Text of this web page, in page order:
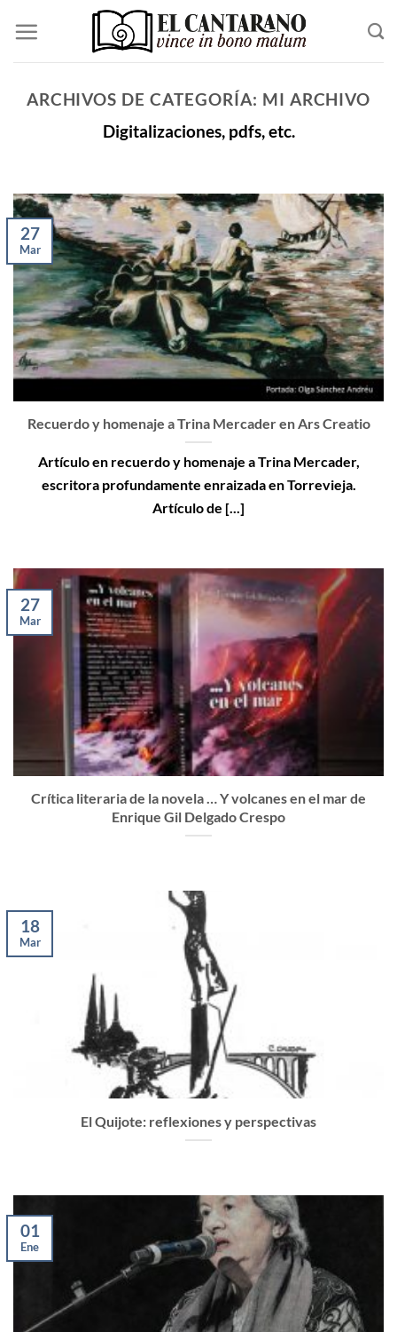
contenido
ARCHIVOS DE CATEGORÍA: MI ARCHIVO
Digitalizaciones, pdfs, etc.
Recuerdo y homenaje a Trina Mercader en Ars Creatio
Artículo en recuerdo y homenaje a Trina Mercader,
escritora profundamente enraizada en Torrevieja.
Artículo de [...]
27
Mar
Crítica literaria de la novela … Y volcanes en el mar de
Enrique Gil Delgado Crespo
27
Mar
El Quijote: reflexiones y perspectivas
18
Mar
01
Ene